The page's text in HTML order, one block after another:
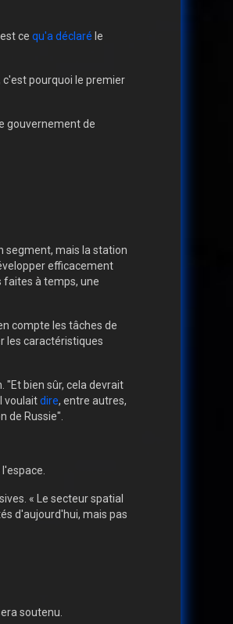
ce qu'a déclaré le
c'est pourquoi le premier
gouvernement de
segment, mais la station
efficacement
faites à temps, une
compte les tâches de
les caractéristiques
"Et bien sûr, cela devrait
voulaitdire, entre autres,
de Russie".
« Le secteur spatial
d'aujourd'hui, mais pas
soutenu.